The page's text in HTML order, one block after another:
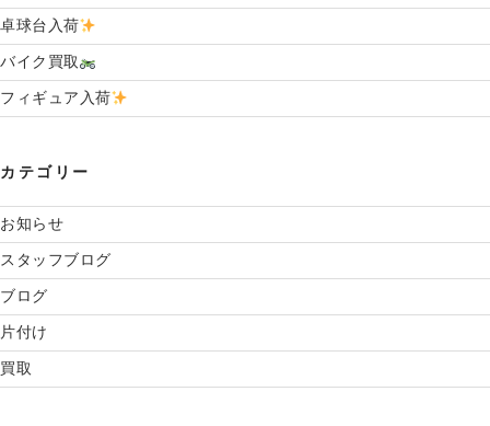
卓球台入荷
バイク買取
フィギュア入荷
カテゴリー
お知らせ
スタッフブログ
ブログ
片付け
買取